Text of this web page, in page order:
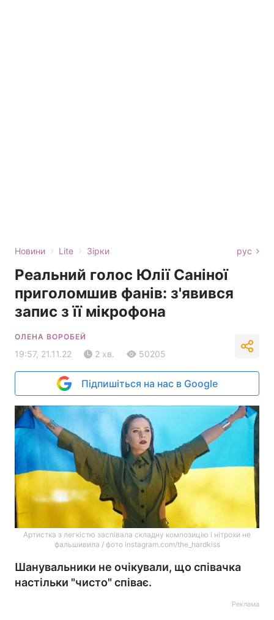
Новини › Lite › Зірки рус
Реальний голос Юлії Саніної
приголомшив фанів: з'явився
запис з її мікрофона
ОЛЕНА ВОРОБЕЙ
19:57, 21.11.22 2 хв. 50205
Підпишіться на нас в Google
Артистка з легкістю заспівала складну композицію і нітрохи не
фальшивила / фото instagram.com/the_hardkiss
Шанувальники не очікували, що співачка
настільки "чисто" співає.
Реклама